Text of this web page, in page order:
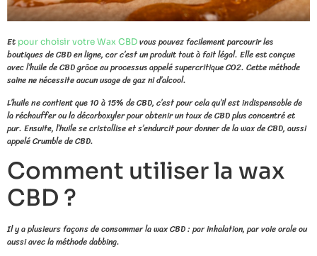
Et pour choisir votre Wax CBD vous pouvez facilement parcourir les
boutiques de CBD en ligne, car c’est un produit tout à fait légal. Elle est conçue
avec l’huile de CBD grâce au processus appelé supercritique CO2. Cette méthode
saine ne nécessite aucun usage de gaz ni d’alcool.
L’huile ne contient que 10 à 15% de CBD, c’est pour cela qu’il est indispensable de
la réchauffer ou la décarboxyler pour obtenir un taux de CBD plus concentré et
pur. Ensuite, l’huile se cristallise et s’endurcit pour donner de la wax de CBD, aussi
appelé Crumble de CBD.
Comment utiliser la wax
CBD ?
Il y a plusieurs façons de consommer la wax CBD : par inhalation, par voie orale ou
aussi avec la méthode dabbing.